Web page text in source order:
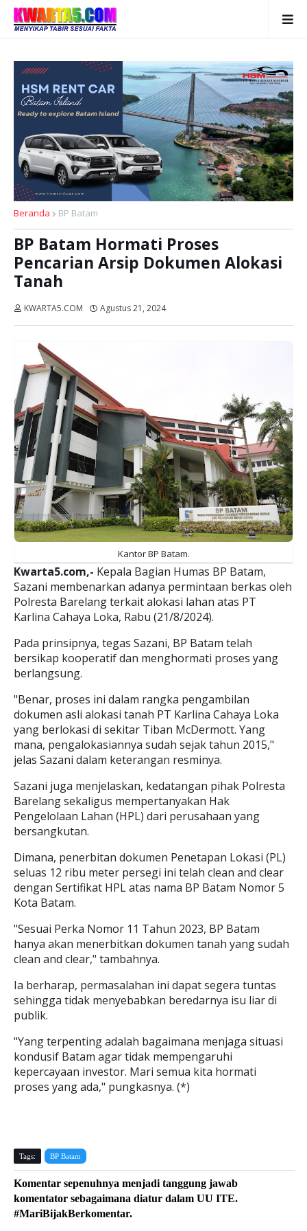
Beranda BP Batam
BP Batam Hormati Proses
Pencarian Arsip Dokumen Alokasi
Tanah
KWARTA5.COM Agustus 21, 2024
Kantor BP Batam.
Kwarta5.com,- Kepala Bagian Humas BP Batam,
Sazani membenarkan adanya permintaan berkas oleh
Polresta Barelang terkait alokasi lahan atas PT
Karlina Cahaya Loka, Rabu (21/8/2024).
Pada prinsipnya, tegas Sazani, BP Batam telah
bersikap kooperatif dan menghormati proses yang
berlangsung.
"Benar, proses ini dalam rangka pengambilan
dokumen asli alokasi tanah PT Karlina Cahaya Loka
yang berlokasi di sekitar Tiban McDermott. Yang
mana, pengalokasiannya sudah sejak tahun 2015,"
jelas Sazani dalam keterangan resminya.
Sazani juga menjelaskan, kedatangan pihak Polresta
Barelang sekaligus mempertanyakan Hak
Pengelolaan Lahan (HPL) dari perusahaan yang
bersangkutan.
Dimana, penerbitan dokumen Penetapan Lokasi (PL)
seluas 12 ribu meter persegi ini telah clean and clear
dengan Sertifikat HPL atas nama BP Batam Nomor 5
Kota Batam.
"Sesuai Perka Nomor 11 Tahun 2023, BP Batam
hanya akan menerbitkan dokumen tanah yang sudah
clean and clear," tambahnya.
Ia berharap, permasalahan ini dapat segera tuntas
sehingga tidak menyebabkan beredarnya isu liar di
publik.
"Yang terpenting adalah bagaimana menjaga situasi
kondusif Batam agar tidak mempengaruhi
kepercayaan investor. Mari semua kita hormati
proses yang ada," pungkasnya. (*)
Tags: BP Batam
Komentar sepenuhnya menjadi tanggung jawab
komentator sebagaimana diatur dalam UU ITE.
#MariBijakBerkomentar.